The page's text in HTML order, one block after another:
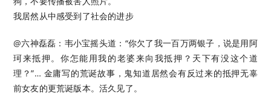
我居然从中感受到了社会的进步 ​​​
@六神磊磊：韦小宝摇头道：“你欠了我一百万两银子，说是用阿
珂来抵押。你怎能用我的老婆来向我抵押？天下有没这个道
理？”… 金庸写的荒诞故事，鬼知道居然会有反过来的抵押无辜
前女友的更荒诞版本。活久见了。